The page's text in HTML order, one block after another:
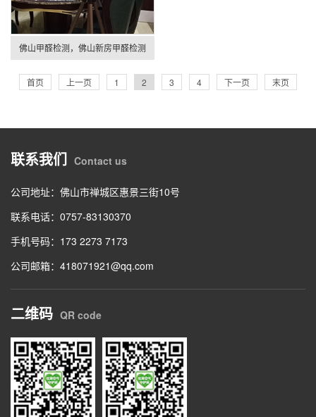
佛山甲醛检测，佛山新房甲醛检测
首页 上一页 1 2 3 4 下一页 末页
联系我们 Contact us
公司地址：佛山市禅城区惠景三街10号
联系电话：0757-83130370
手机号码：173 2273 7173
公司邮箱：418071921@qq.com
二维码 QR code